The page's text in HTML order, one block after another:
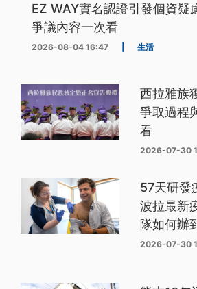
EZ WAY實名認證引發個資疑
爭議內容一次看
2026-08-04 16:47 生活
西拉雅族
爭取過程
看
2026-07-30
57天研發
波拉最新
隊如何辦
2026-07-30